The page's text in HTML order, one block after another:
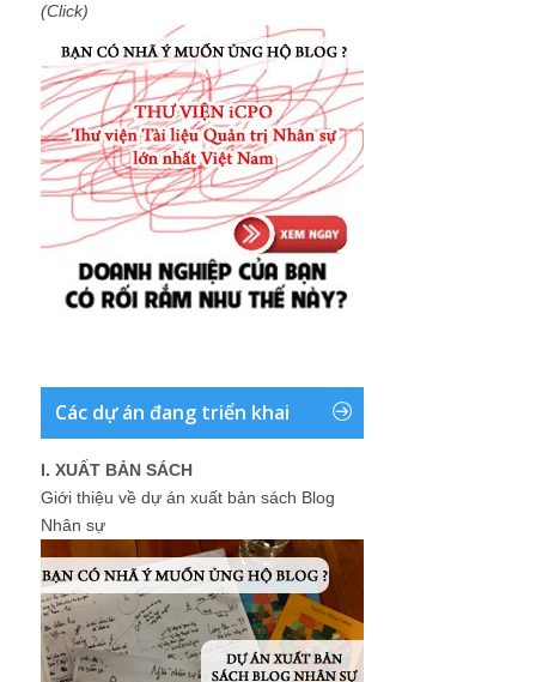
(Click)
Các dự án đang triển khai
I. XUẤT BẢN SÁCH
Giới thiệu về dự án xuất bản sách Blog
Nhân sự